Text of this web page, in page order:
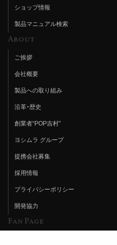
ショップ情報
製品マニュアル検索
About
ご挨拶
会社概要
製品への取り組み
沿革・歴史
創業者“POP吉村”
ヨシムラ グループ
提携会社募集
採用情報
プライバシーポリシー
開発協力
Fan Page